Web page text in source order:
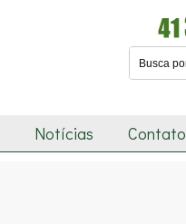
Notícias Contato